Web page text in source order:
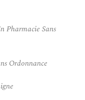
Pharmacie Sans
Ordonnance